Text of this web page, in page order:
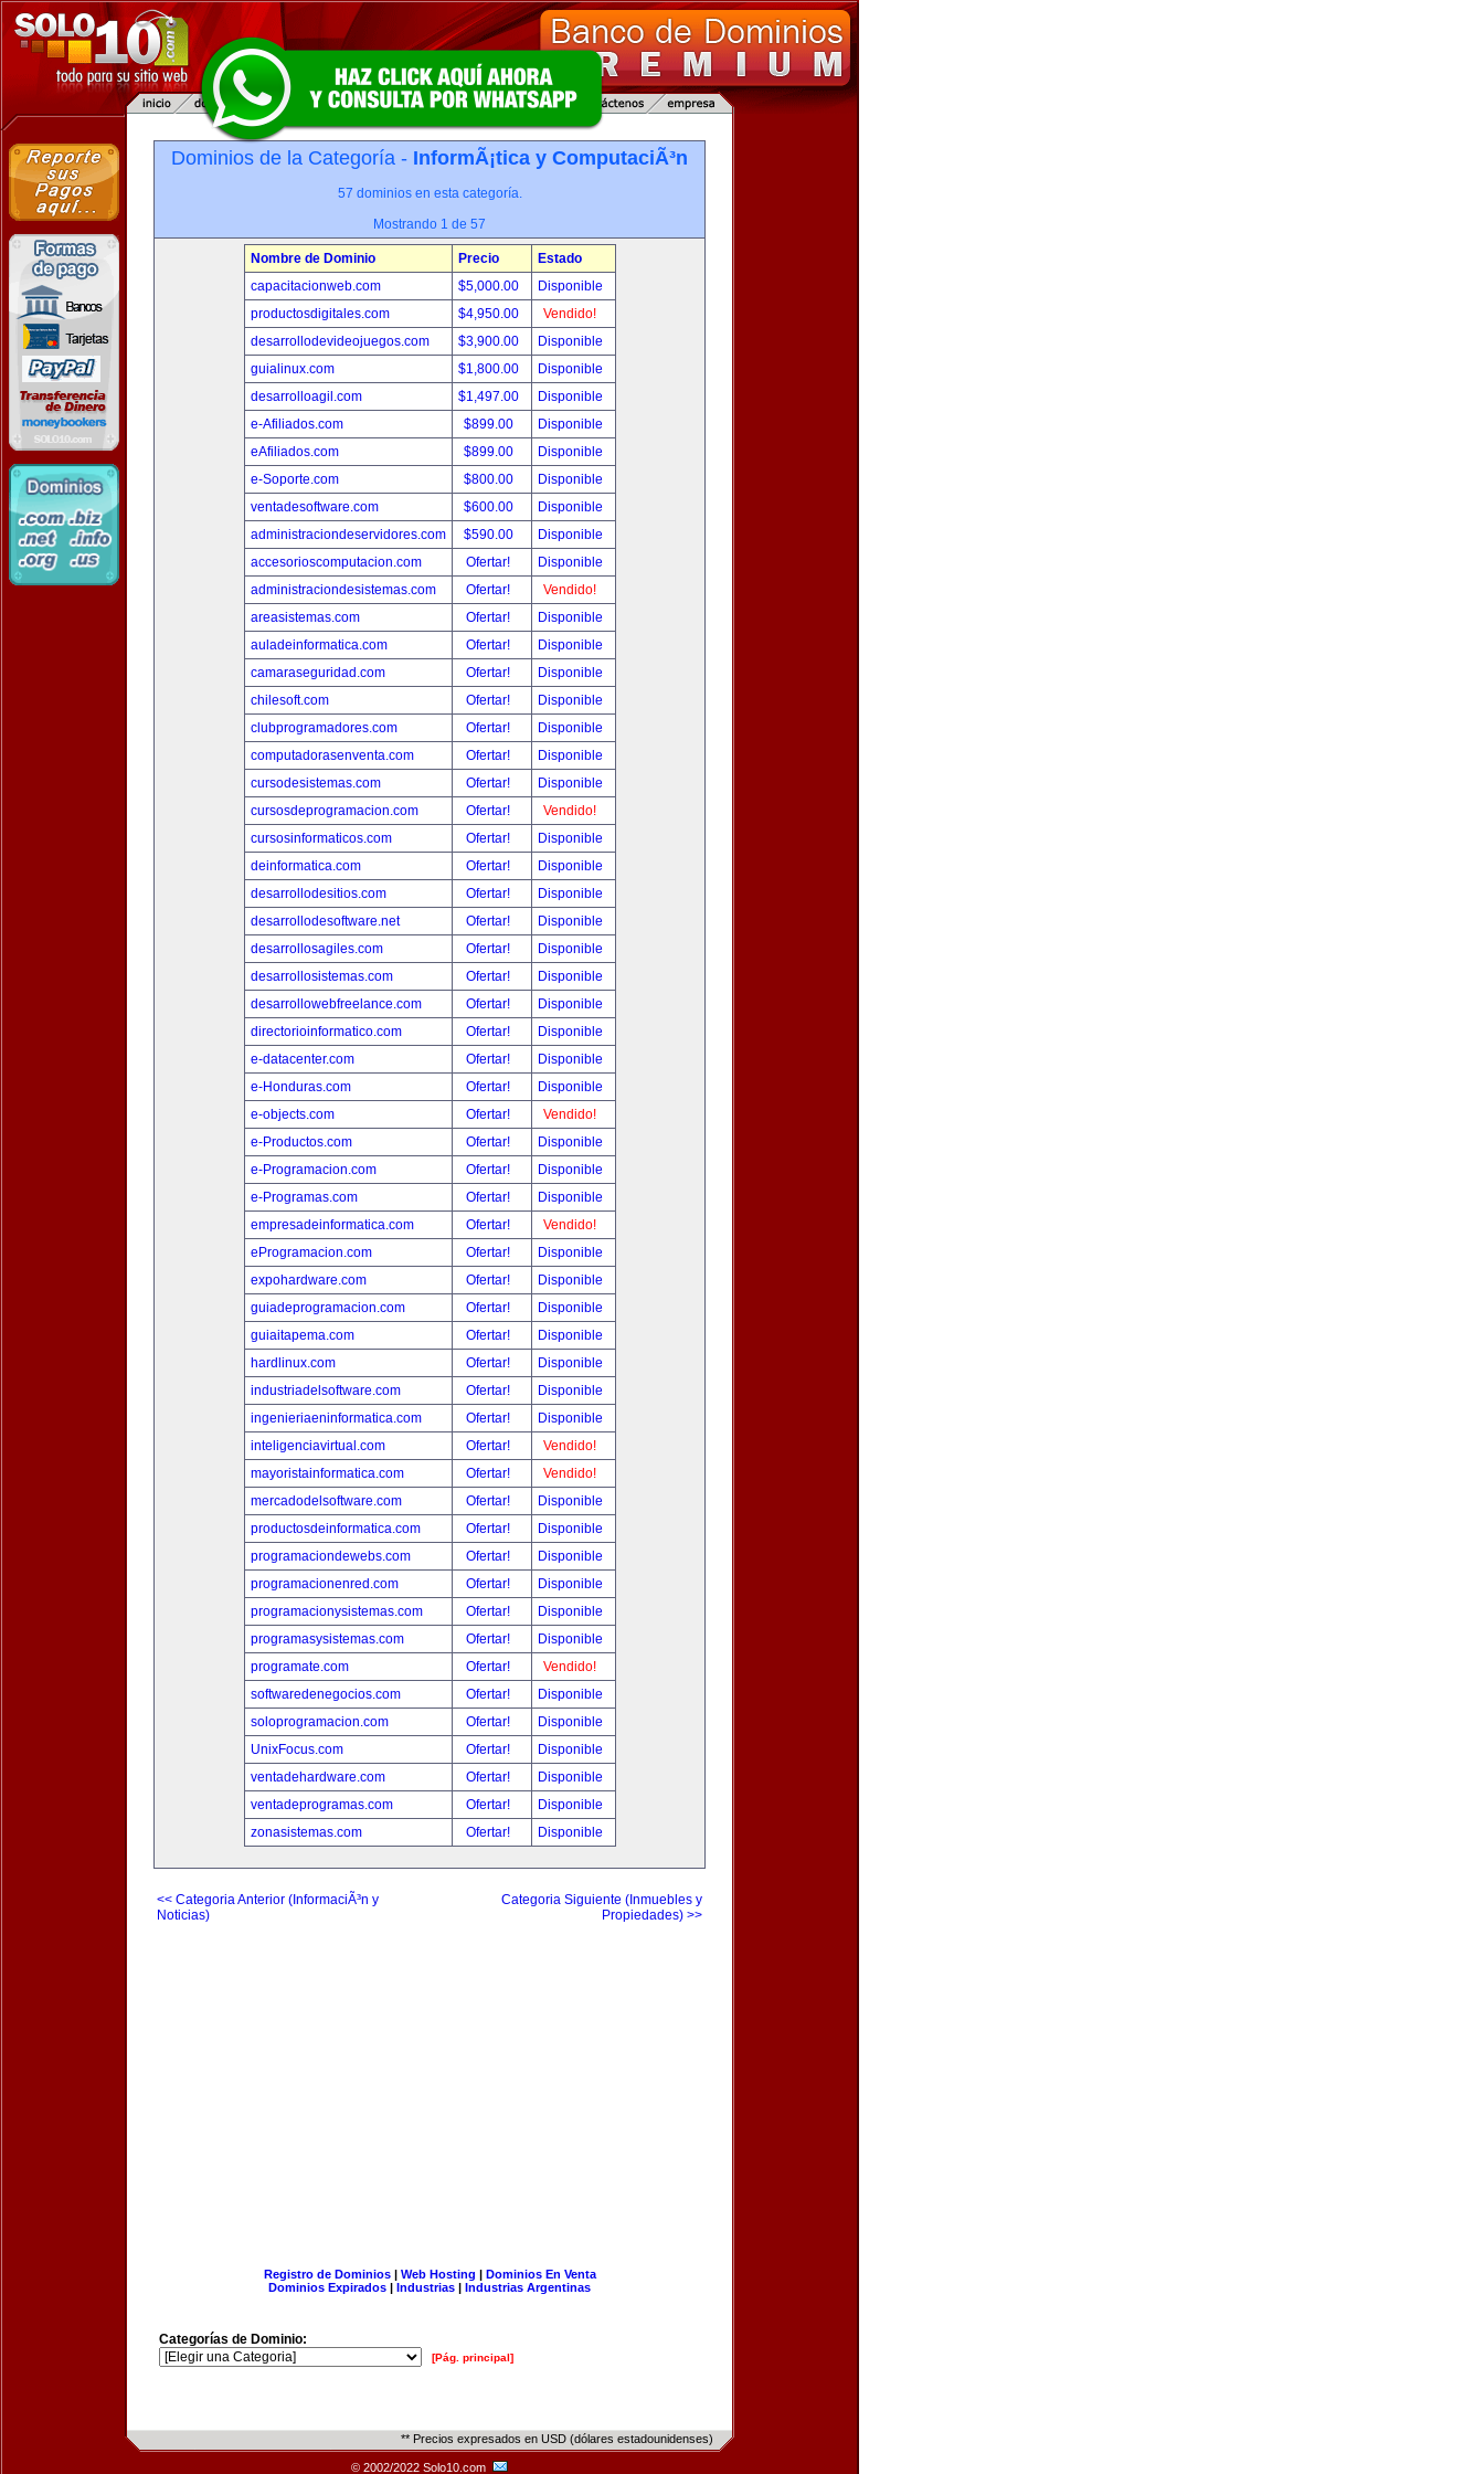
Dominios de la Categoría - InformÃ¡tica y ComputaciÃ³n
57 dominios en esta categoría.
Mostrando 1 de 57
Nombre de Dominio Precio
Estado
capacitacionweb.com
$5,000.00
Disponible
productosdigitales.com
$4,950.00
Vendido!
desarrollodevideojuegos.com
$3,900.00
Disponible
guialinux.com
$1,800.00
Disponible
desarrolloagil.com
$1,497.00
Disponible
e-Afiliados.com
$899.00
Disponible
eAfiliados.com
$899.00
Disponible
e-Soporte.com
$800.00
Disponible
ventadesoftware.com
$600.00
Disponible
administraciondeservidores.com
$590.00
Disponible
accesorioscomputacion.com
Ofertar!
Disponible
administraciondesistemas.com
Ofertar!
Vendido!
areasistemas.com
Ofertar!
Disponible
auladeinformatica.com
Ofertar!
Disponible
camaraseguridad.com
Ofertar!
Disponible
chilesoft.com
Ofertar!
Disponible
clubprogramadores.com
Ofertar!
Disponible
computadorasenventa.com
Ofertar!
Disponible
cursodesistemas.com
Ofertar!
Disponible
cursosdeprogramacion.com
Ofertar!
Vendido!
cursosinformaticos.com
Ofertar!
Disponible
deinformatica.com
Ofertar!
Disponible
desarrollodesitios.com
Ofertar!
Disponible
desarrollodesoftware.net
Ofertar!
Disponible
desarrollosagiles.com
Ofertar!
Disponible
desarrollosistemas.com
Ofertar!
Disponible
desarrollowebfreelance.com
Ofertar!
Disponible
directorioinformatico.com
Ofertar!
Disponible
e-datacenter.com
Ofertar!
Disponible
e-Honduras.com
Ofertar!
Disponible
e-objects.com
Ofertar!
Vendido!
e-Productos.com
Ofertar!
Disponible
e-Programacion.com
Ofertar!
Disponible
e-Programas.com
Ofertar!
Disponible
empresadeinformatica.com
Ofertar!
Vendido!
eProgramacion.com
Ofertar!
Disponible
expohardware.com
Ofertar!
Disponible
guiadeprogramacion.com
Ofertar!
Disponible
guiaitapema.com
Ofertar!
Disponible
hardlinux.com
Ofertar!
Disponible
industriadelsoftware.com
Ofertar!
Disponible
ingenieriaeninformatica.com
Ofertar!
Disponible
inteligenciavirtual.com
Ofertar!
Vendido!
mayoristainformatica.com
Ofertar!
Vendido!
mercadodelsoftware.com
Ofertar!
Disponible
productosdeinformatica.com
Ofertar!
Disponible
programaciondewebs.com
Ofertar!
Disponible
programacionenred.com
Ofertar!
Disponible
programacionysistemas.com
Ofertar!
Disponible
programasysistemas.com
Ofertar!
Disponible
programate.com
Ofertar!
Vendido!
softwaredenegocios.com
Ofertar!
Disponible
soloprogramacion.com
Ofertar!
Disponible
UnixFocus.com
Ofertar!
Disponible
ventadehardware.com
Ofertar!
Disponible
ventadeprogramas.com
Ofertar!
Disponible
zonasistemas.com
Ofertar! Disponible
<< Categoria Anterior (InformaciÃ³n y
Noticias)
Categoria Siguiente (Inmuebles y
Propiedades) >>
Registro de Dominios| Web Hosting | Dominios En Venta
Dominios Expirados | Industrias | Industrias Argentinas
Categorías de Dominio:
[Pág. principal]
** Precios expresados en USD (dólares estadounidenses)
© 2002/2022 Solo10.com